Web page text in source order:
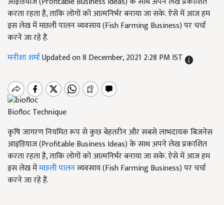
करता रहता है, ताकि लोगों को आत्मनिर्भर बनाया जा सके. ऐसे में आज हम
इस लेख में मछली पालन व्यवसाय (Fish Farming Business) पर चर्चा
करने जा रहे हैं.
मनीशा शर्माUpdated on 8 December, 2021 2:28 PM IST
Biofloc Technique
कृषि जागरण नियमित रूप से कुछ बेहतरीन और सबसे लाभदायक बिजनेस
आइडियाज (Profitable Business Ideas) के साथ अपने लेख प्रकाशित
करता रहता है, ताकि लोगों को आत्मनिर्भर बनाया जा सके. ऐसे में आज हम
इस लेख मेंमछली पालनव्यवसाय (Fish Farming Business) पर चर्चा
करने जा रहे हैं.